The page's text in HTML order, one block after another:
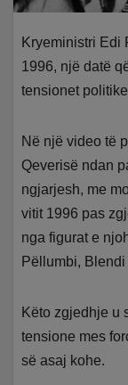
Kryeministri Edi
1996, një datë
tensionet
Në një video të
Qeverisë ndan
ngjarjesh, me
vitit 1996 pas
nga figurat e
Pëllumbi,
Këto zgjedhje u
tensione mes
së asaj kohe.